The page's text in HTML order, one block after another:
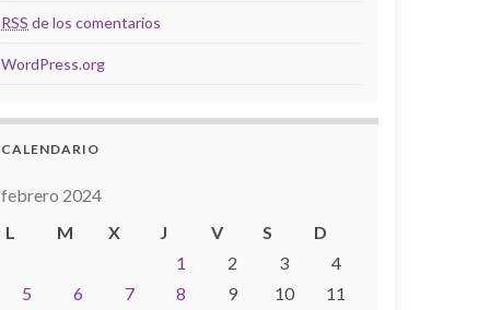
RSS de los comentarios
WordPress.org
CALENDARIO
febrero 2024
L
M X J V S
D
1
2 3
4
5
6 7 8 9 10 11